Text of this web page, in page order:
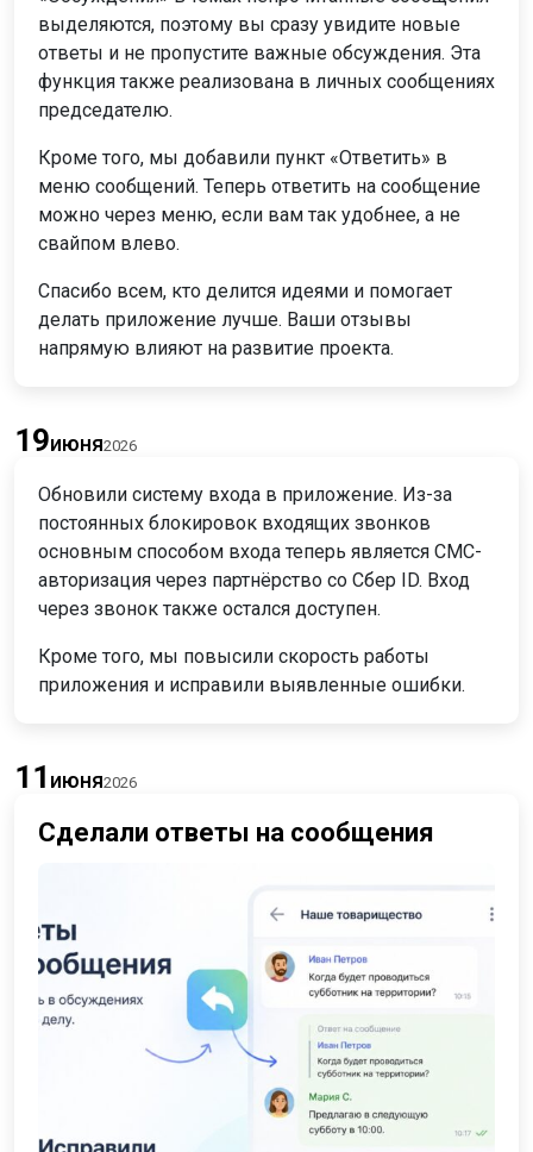
выделяются, поэтому вы сразу увидите новые
ответы и не пропустите важные обсуждения. Эта
функция также реализована в личных сообщениях
председателю.
Кроме того, мы добавили пункт «Ответить» в
меню сообщений. Теперь ответить на сообщение
можно через меню, если вам так удобнее, а не
свайпом влево.
Спасибо всем, кто делится идеями и помогает
делать приложение лучше. Ваши отзывы
напрямую влияют на развитие проекта.
19июня2026
Обновили систему входа в приложение. Из-за
постоянных блокировок входящих звонков
основным способом входа теперь является СМС-
авторизация через партнёрство со Сбер ID. Вход
через звонок также остался доступен.
Кроме того, мы повысили скорость работы
приложения и исправили выявленные ошибки.
11 июня2026
Сделали ответы на сообщения